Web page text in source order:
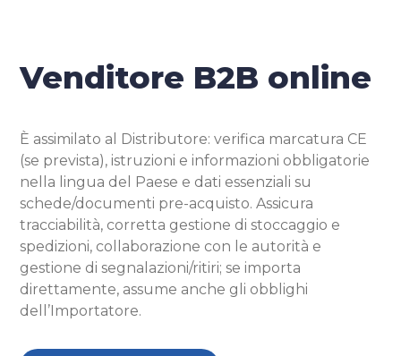
Venditore B2B online
È assimilato al Distributore: verifica marcatura CE
(se prevista), istruzioni e informazioni obbligatorie
nella lingua del Paese e dati essenziali su
schede/documenti pre-acquisto. Assicura
tracciabilità, corretta gestione di stoccaggio e
spedizioni, collaborazione con le autorità e
gestione di segnalazioni/ritiri; se importa
direttamente, assume anche gli obblighi
dell’Importatore.